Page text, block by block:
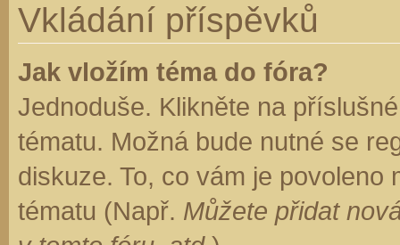
Vkládání příspěvků
Jak vložím téma do fóra?
Jednoduše. Klikněte na
tématu. Možná bude nutné se
diskuze. To, co vám je
tématu (Např. Můžete přidat